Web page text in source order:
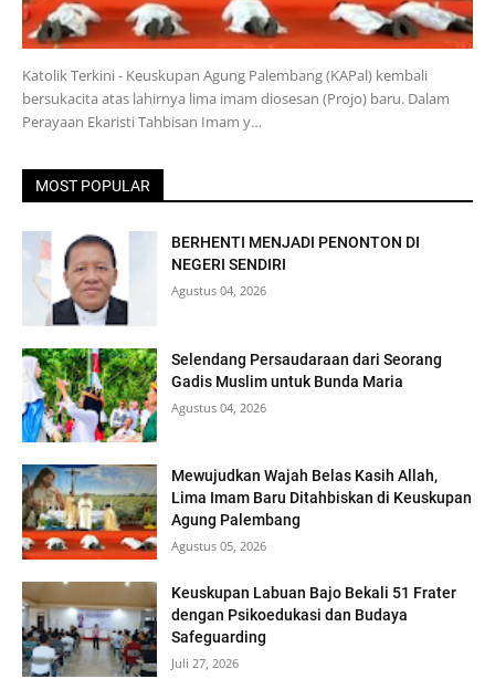
Katolik Terkini - Keuskupan Agung Palembang (KAPal) kembali
bersukacita atas lahirnya lima imam diosesan (Projo) baru. Dalam
Perayaan Ekaristi Tahbisan Imam y…
MOST POPULAR
BERHENTI MENJADI PENONTON DI
NEGERI SENDIRI
Agustus 04, 2026
Selendang Persaudaraan dari Seorang
Gadis Muslim untuk Bunda Maria
Agustus 04, 2026
Mewujudkan Wajah Belas Kasih Allah,
Lima Imam Baru Ditahbiskan di Keuskupan
Agung Palembang
Agustus 05, 2026
Keuskupan Labuan Bajo Bekali 51 Frater
dengan Psikoedukasi dan Budaya
Safeguarding
Juli 27, 2026